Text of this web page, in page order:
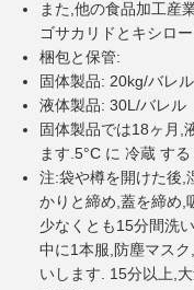
また,他の食品加工産
ゴサカリドとキシロ
梱包と保管:
固体製品: 20kg/バレル
液体製品: 30L/バレル
固体製品では18ヶ月,
ます.5°C に 冷蔵 す
注:袋や樽を開けた後,
かりと締め,蓋を締め,
少なくとも15分間洗
中に1本服,防塵マス
いします. 15分以上,